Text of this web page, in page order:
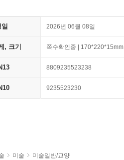
일 2026년 06월 08일
, 크기 쪽수확인중 | 170*220*15mm
8809235523238
9235523230
미술 미술일반/교양